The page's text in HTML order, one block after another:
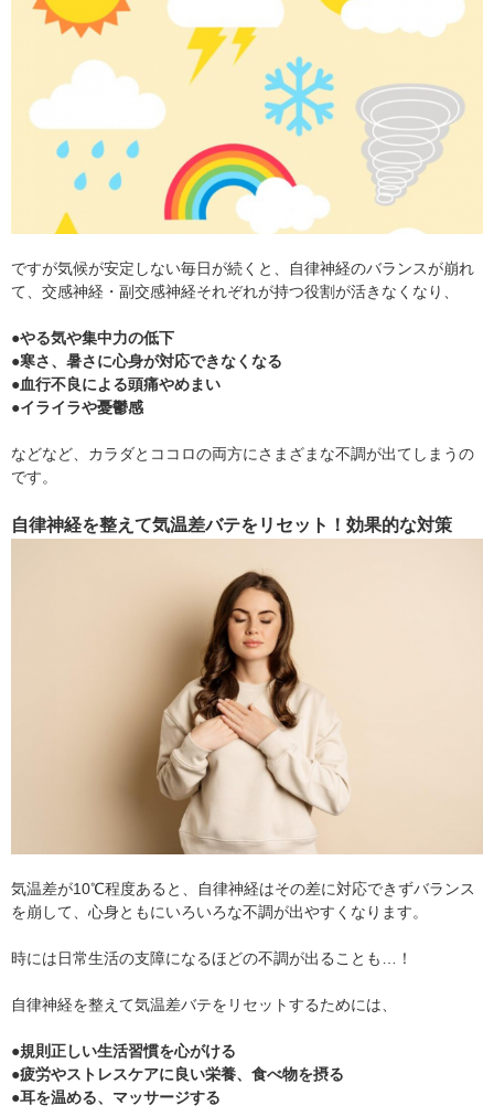
ですが気候が安定しない毎日が続くと、自律神経のバランスが崩れ
て、交感神経・副交感神経それぞれが持つ役割が活きなくなり、
●やる気や集中力の低下
●寒さ、暑さに心身が対応できなくなる
●血行不良による頭痛やめまい
●イライラや憂鬱感
などなど、カラダとココロの両方にさまざまな不調が出てしまうの
です。
自律神経を整えて気温差バテをリセット！効果的な対策
気温差が10℃程度あると、自律神経はその差に対応できずバランス
を崩して、心身ともにいろいろな不調が出やすくなります。
時には日常生活の支障になるほどの不調が出ることも…！
自律神経を整えて気温差バテをリセットするためには、
●規則正しい生活習慣を心がける
●疲労やストレスケアに良い栄養、食べ物を摂る
●耳を温める、マッサージする